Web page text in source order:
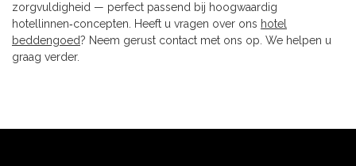
zorgvuldigheid — perfect passend bij hoogwaardig
hotellinnen‑concepten. Heeft u vragen over ons hotel
beddengoed? Neem gerust contact met ons op. We helpen u
graag verder.